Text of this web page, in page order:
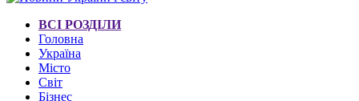
ВСІ РОЗДІЛИ
Головна
Україна
Місто
Світ
Бізнес